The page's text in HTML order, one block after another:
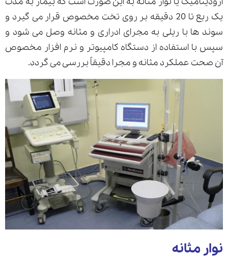
یک ربع تا 20 دقیقه بر روی تخت مخصوص قرار می گیرد و
سوند ها با ریلی به مجرای ادراری و مثانه وصل می شود و
سپس با استفاده از دستگاه کامپیوتر و نرم افزار مخصوص
آن صحت عملکرد مثانه و مجرا دقیقاً بررسی می گردد.
نوار مثانه